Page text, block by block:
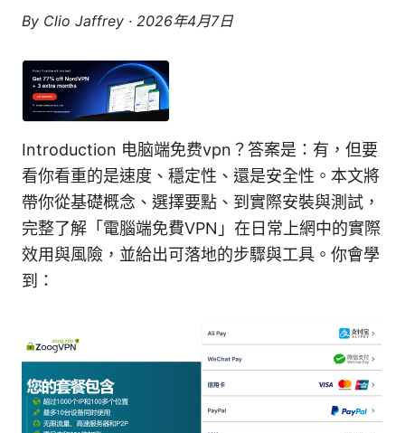
By Clio Jaffrey · 2026年4月7日
Introduction 电脑端免费vpn？答案是：有，但要
看你看重的是速度、穩定性、還是安全性。本文將
帶你從基礎概念、選擇要點、到實際安裝與測試，
完整了解「電腦端免費VPN」在日常上網中的實際
效用與風險，並給出可落地的步驟與工具。你會學
到：